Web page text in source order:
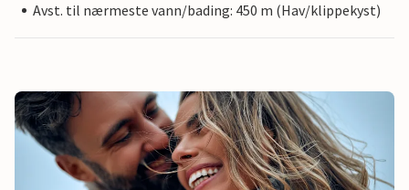
Avst. til nærmeste vann/bading: 450 m (Hav/klippekyst)